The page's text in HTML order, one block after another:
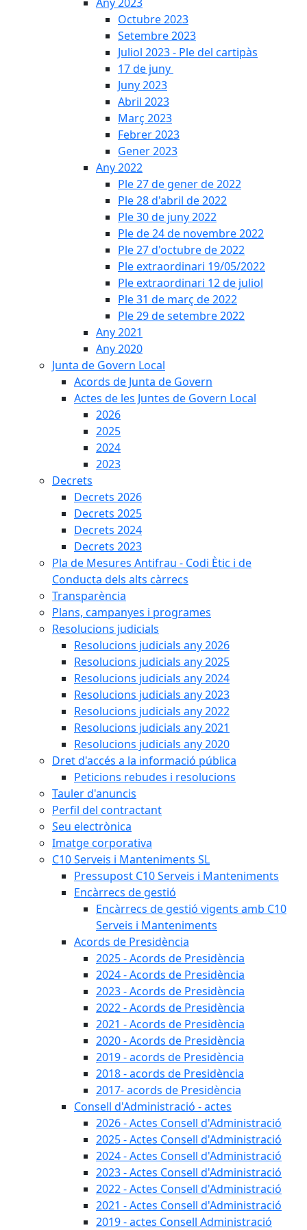
Octubre 2023
Setembre 2023
Juliol 2023 - Ple del cartipàs
17 de juny
Juny 2023
Abril 2023
Març 2023
Febrer 2023
Gener 2023
Any 2022
Ple 27 de gener de 2022
Ple 28 d'abril de 2022
Ple 30 de juny 2022
Ple de 24 de novembre 2022
Ple 27 d'octubre de 2022
Ple extraordinari 19/05/2022
Ple extraordinari 12 de juliol
Ple 31 de març de 2022
Ple 29 de setembre 2022
Any 2021
Any 2020
Junta de Govern Local
Acords de Junta de Govern
Actes de les Juntes de Govern Local
2026
2025
2024
2023
Decrets
Decrets 2026
Decrets 2025
Decrets 2024
Decrets 2023
Pla de Mesures Antifrau - Codi Ètic i de
Conducta dels alts càrrecs
Transparència
Plans, campanyes i programes
Resolucions judicials
Resolucions judicials any 2026
Resolucions judicials any 2025
Resolucions judicials any 2024
Resolucions judicials any 2023
Resolucions judicials any 2022
Resolucions judicials any 2021
Resolucions judicials any 2020
Dret d'accés a la informació pública
Peticions rebudes i resolucions
Tauler d'anuncis
Perfil del contractant
Seu electrònica
Imatge corporativa
C10 Serveis i Manteniments SL
Pressupost C10 Serveis i Manteniments
Encàrrecs de gestió
Encàrrecs de gestió vigents amb C10
Serveis i Manteniments
Acords de Presidència
2025 - Acords de Presidència
2024 - Acords de Presidència
2023 - Acords de Presidència
2022 - Acords de Presidència
2021 - Acords de Presidència
2020 - Acords de Presidència
2019 - acords de Presidència
2018 - acords de Presidència
2017- acords de Presidència
Consell d'Administració - actes
2026 - Actes Consell d'Administració
2025 - Actes Consell d'Administració
2024 - Actes Consell d'Administració
2023 - Actes Consell d'Administració
2022 - Actes Consell d'Administració
2021 - Actes Consell d'Administració
2019 - actes Consell Administració